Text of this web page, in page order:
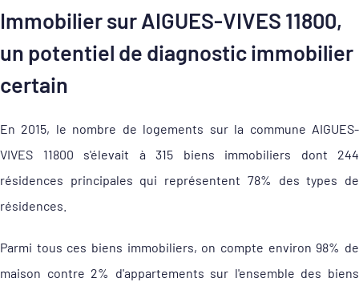
Immobilier sur AIGUES-VIVES 11800,
un potentiel de diagnostic immobilier
certain
En 2015, le nombre de logements sur la commune AIGUES-
VIVES 11800 s'élevait à 315 biens immobiliers dont 244
résidences principales qui représentent 78% des types de
résidences.
Parmi tous ces biens immobiliers, on compte environ 98% de
maison contre 2% d'appartements sur l'ensemble des biens